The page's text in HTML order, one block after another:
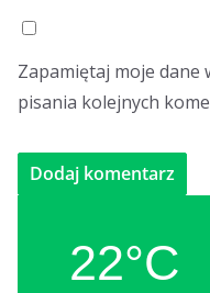
Zapamiętaj moje dane
pisania kolejnych
22°C